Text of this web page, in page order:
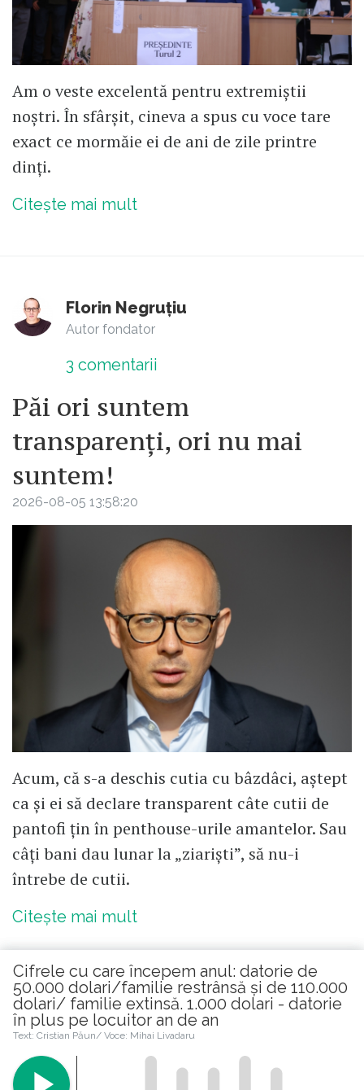
Am o veste excelentă pentru extremiștii
noștri. În sfârșit, cineva a spus cu voce tare
exact ce mormăie ei de ani de zile printre
dinți.
Citește mai mult
Florin Negruțiu
Autor fondator
3 comentarii
Păi ori suntem
transparenți, ori nu mai
suntem!
2026-08-05 13:58:20
Acum, că s-a deschis cutia cu bâzdâci, aștept
ca și ei să declare transparent câte cutii de
pantofi țin în penthouse-urile amantelor. Sau
câți bani dau lunar la „ziariști”, să nu-i
întrebe de cutii.
Citește mai mult
Citește în continuare
Cifrele cu care începem anul: datorie de
50.000 dolari/familie restrânsă și de 110.000
dolari/ familie extinsă. 1.000 dolari - datorie
în plus pe locuitor an de an
Text: Cristian Păun/ Voce: Mihai Livadaru